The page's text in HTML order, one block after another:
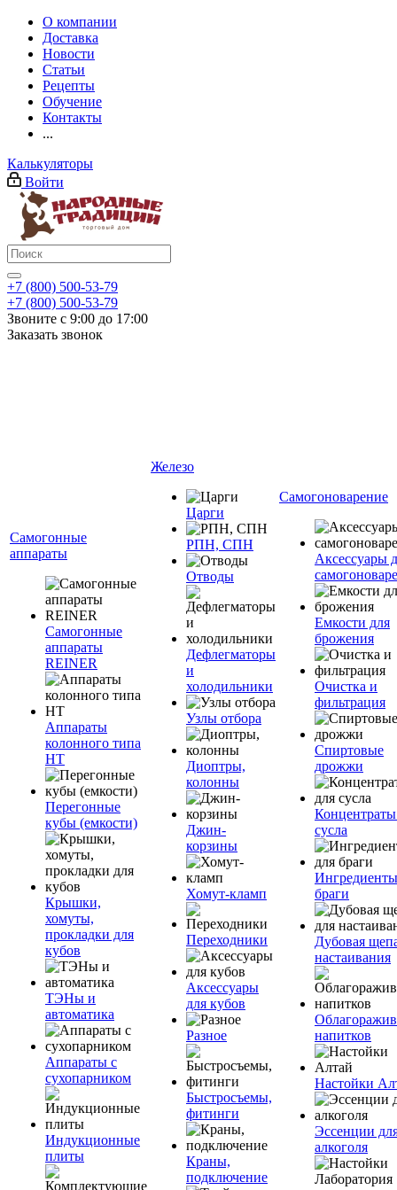
О компании
Доставка
Новости
Статьи
Рецепты
Обучение
Контакты
...
Калькуляторы
Войти
+7 (800) 500-53-79
+7 (800) 500-53-79
Звоните с 9:00 до 17:00
Заказать звонок
Самогонные
аппараты
Самогонные
аппараты
REINER
Аппараты
колонного типа
НТ
Перегонные
кубы (емкости)
Крышки,
хомуты,
прокладки для
кубов
ТЭНы и
автоматика
Аппараты с
сухопарником
Индукционные
плиты
Железо
Царги
РПН, СПН
Отводы
Дефлегматоры
и
холодильники
Узлы отбора
Диоптры,
колонны
Джин-
корзины
Хомут-кламп
Переходники
Аксессуары
для кубов
Разное
Быстросъемы,
фитинги
Краны,
подключение
Самогоноварение
Аксессуары
Емкости для
брожения
Очистка и
фильтрация
Спиртовые
дрожжи
сусла
браги
Дубовая
настаивания
напитков
Настойки
Эссенции
алкоголя